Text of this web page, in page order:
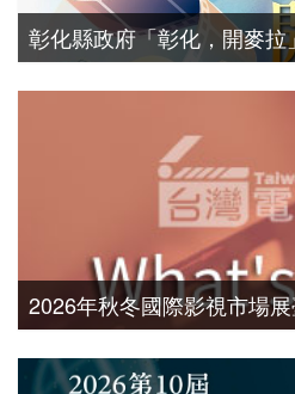
彰化縣政府「彰化，開麥
選活動，自即日起至115年
2026年秋冬國際影視市場